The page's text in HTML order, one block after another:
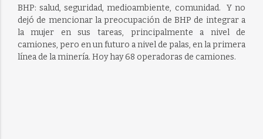
BHP: salud, seguridad, medioambiente, comunidad. Y no
dejó de mencionar la preocupación de BHP de integrar a
la mujer en sus tareas, principalmente a nivel de
camiones, pero en un futuro a nivel de palas, en la primera
línea de la minería. Hoy hay 68 operadoras de camiones.